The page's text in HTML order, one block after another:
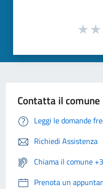
Contatta il comune
Leggi le domande
Richiedi Assistenza
Chiama il comune
Prenota un